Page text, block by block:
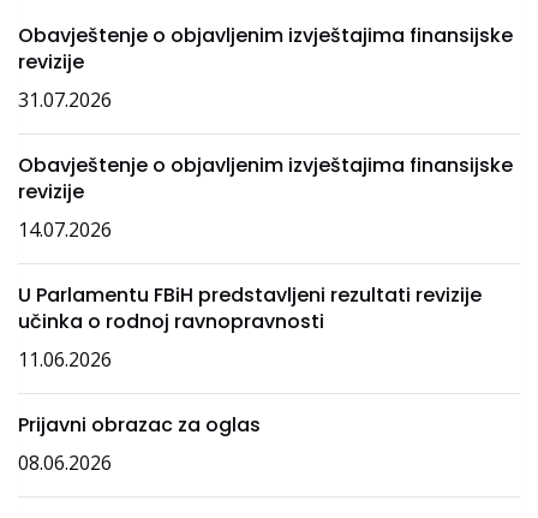
Obavještenje o objavljenim izvještajima finansijske
revizije
31.07.2026
Obavještenje o objavljenim izvještajima finansijske
revizije
14.07.2026
U Parlamentu FBiH predstavljeni rezultati revizije
učinka o rodnoj ravnopravnosti
11.06.2026
Prijavni obrazac za oglas
08.06.2026